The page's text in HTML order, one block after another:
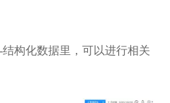
构化数据里，可以进行相关